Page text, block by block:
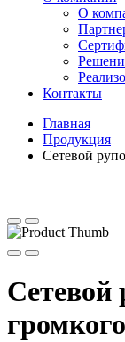
О
Контакты
Главная
Продукция
Сетевой